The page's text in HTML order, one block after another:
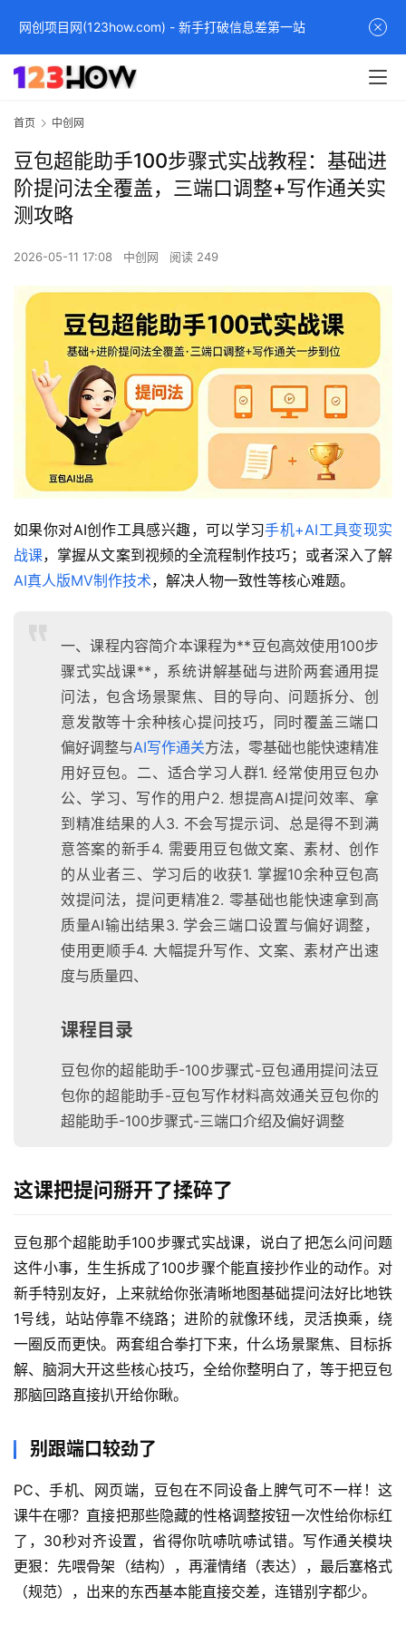
首
页
首页 中创网
豆包超能助手100步骤式实战教程：基础进
阶提问法全覆盖，三端口调整+写作通关实
测攻略
2026-05-11 17:08 中创网 阅读 249
如果你对AI创作工具感兴趣，可以学习手机+AI工具变现实
战课，掌握从文案到视频的全流程制作技巧；或者深入了解
AI真人版MV制作技术，解决人物一致性等核心难题。
一、课程内容简介本课程为**豆包高效使用100步
骤式实战课**，系统讲解基础与进阶两套通用提
问法，包含场景聚焦、目的导向、问题拆分、创
意发散等十余种核心提问技巧，同时覆盖三端口
偏好调整与AI写作通关方法，零基础也能快速精准
用好豆包。二、适合学习人群1. 经常使用豆包办
公、学习、写作的用户2. 想提高AI提问效率、拿
到精准结果的人3. 不会写提示词、总是得不到满
意答案的新手4. 需要用豆包做文案、素材、创作
的从业者三、学习后的收获1. 掌握10余种豆包高
效提问法，提问更精准2. 零基础也能快速拿到高
质量AI输出结果3. 学会三端口设置与偏好调整，
使用更顺手4. 大幅提升写作、文案、素材产出速
度与质量四、
课程目录
豆包你的超能助手-100步骤式-豆包通用提问法豆
包你的超能助手-豆包写作材料高效通关豆包你的
超能助手-100步骤式-三端口介绍及偏好调整
这课把提问掰开了揉碎了
豆包那个超能助手100步骤式实战课，说白了把怎么问问题
这件小事，生生拆成了100步骤个能直接抄作业的动作。对
新手特别友好，上来就给你张清晰地图基础提问法好比地铁
1号线，站站停靠不绕路；进阶的就像环线，灵活换乘，绕
一圈反而更快。两套组合拳打下来，什么场景聚焦、目标拆
解、脑洞大开这些核心技巧，全给你整明白了，等于把豆包
那脑回路直接扒开给你瞅。
别跟端口较劲了
PC、手机、网页端，豆包在不同设备上脾气可不一样！这
课牛在哪？直接把那些隐藏的性格调整按钮一次性给你标红
了，30秒对齐设置，省得你吭哧吭哧试错。写作通关模块
更狠：先喂骨架（结构），再灌情绪（表达），最后塞格式
（规范），出来的东西基本能直接交差，连错别字都少。
网创项目网(123how.com) - 新手打破信息差第一站